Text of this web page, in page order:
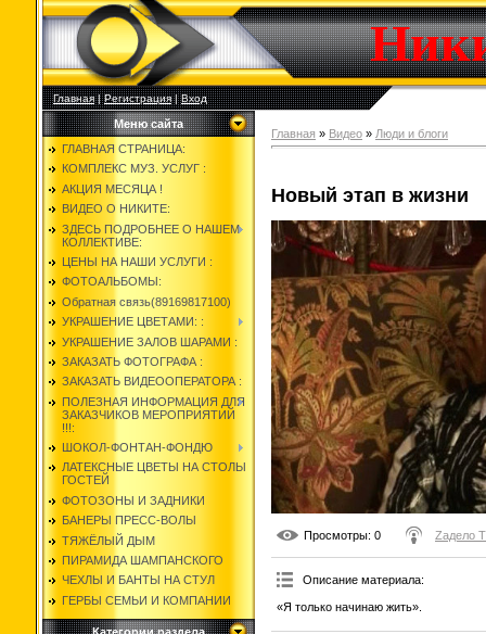
Главная|Регистрация|Вход
Меню сайта
ГЛАВНАЯ СТРАНИЦА:
КОМПЛЕКС МУЗ. УСЛУГ :
АКЦИЯ МЕСЯЦА !
ВИДЕО О НИКИТЕ:
ЗДЕСЬ ПОДРОБНЕЕ О НАШЕМ
КОЛЛЕКТИВЕ:
ЦЕНЫ НА НАШИ УСЛУГИ :
ФОТОАЛЬБОМЫ:
Обратная связь(89169817100)
УКРАШЕНИЕ ЦВЕТАМИ: :
УКРАШЕНИЕ ЗАЛОВ ШАРАМИ :
ЗАКАЗАТЬ ФОТОГРАФА :
ЗАКАЗАТЬ ВИДЕООПЕРАТОРА :
ПОЛЕЗНАЯ ИНФОРМАЦИЯ ДЛЯ
ЗАКАЗЧИКОВ МЕРОПРИЯТИЙ
!!!:
ШОКОЛ-ФОНТАН-ФОНДЮ
ЛАТЕКСНЫЕ ЦВЕТЫ НА СТОЛЫ
ГОСТЕЙ
ФОТОЗОНЫ И ЗАДНИКИ
БАНЕРЫ ПРЕСС-ВОЛЫ
ТЯЖЁЛЫЙ ДЫМ
ПИРАМИДА ШАМПАНСКОГО
ЧЕХЛЫ И БАНТЫ НА СТУЛ
ГЕРБЫ СЕМЬИ И КОМПАНИИ
Главная » Видео » Люди и блоги
Новый этап в жизни
Просмотры: 0 Zадело
Описание материала:
«Я только начинаю жить».